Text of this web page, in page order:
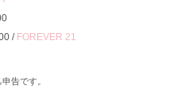
/ FOREVER 21
告です。